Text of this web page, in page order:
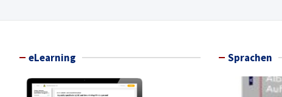
eLearning Sprachen